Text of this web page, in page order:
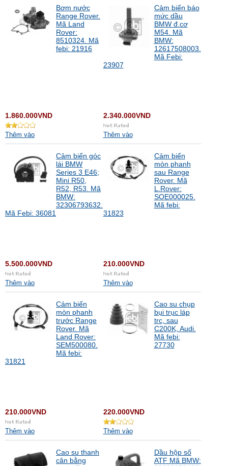
Bơm nước
Range Rover.
Mã Land
Rover:
8510324. Mã
febi: 21916
1.860.000VND
Thêm vào
Cảm biến báo
mức dầu
BMW đ.cơ
M54. Mã
BMW:
12617508003.
Mã Febi:
23907
2.340.000VND
Thêm vào
Cảm biến góc
lái BMW
Series 3 E46;
Mini R50,
R52, R53. Mã
BMW:
32306793632.
Mã Febi: 36081
5.500.000VND
Thêm vào
Cảm biến
mòn phanh
sau Range
Rover. Mã
L.Rover:
SOE000025.
Mã febi:
31823
210.000VND
Thêm vào
Cảm biến
mòn phanh
trước Range
Rover. Mã
Land Rover:
SEM500080.
Mã febi:
31821
210.000VND
Thêm vào
Cao su chụp
bụi trục láp
trc, sau
C200K, Audi.
Mã febi:
27730
220.000VND
Thêm vào
Cao su thanh
cân bằng
Dầu hộp số
ATF Mã BMW: